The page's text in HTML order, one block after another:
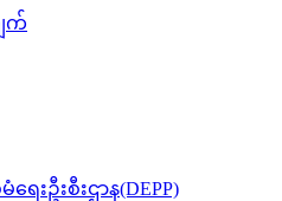
က်
ေးဦးစီးဌာန(DEPP)